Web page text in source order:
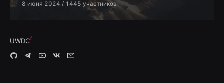
8 июня 2024 / 1445 участников
UWDC